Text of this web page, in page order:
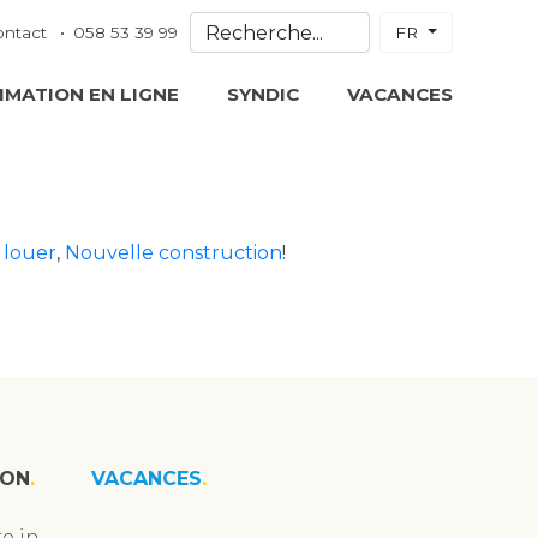
058 53 39 99 FR
EN LIGNE SYNDIC VACANCES
louer, Nouvelle construction!
VACANCES